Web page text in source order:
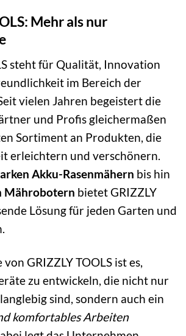
Mehr als nur
steht für Qualität, Innovation
im Bereich der
vielen Jahren begeistert die
und Profis gleichermaßen
Sortiment an Produkten, die
erleichtern und verschönern.
Akku-Rasenmähern bis hin
Mährobotern bietet GRIZZLY
Lösung für jeden Garten und
GRIZZLY TOOLS ist es,
zu entwickeln, die nicht nur
sind, sondern auch ein
komfortables Arbeiten